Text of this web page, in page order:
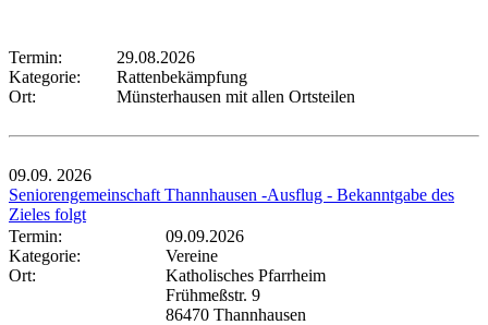
Termin:
29.08.2026
Kategorie:
Rattenbekämpfung
Ort:
Münsterhausen mit allen Ortsteilen
09.09. 2026
Seniorengemeinschaft Thannhausen -Ausflug - Bekanntgabe des
Zieles folgt
Termin:
09.09.2026
Kategorie:
Vereine
Ort:
Katholisches Pfarrheim
Frühmeßstr. 9
86470 Thannhausen